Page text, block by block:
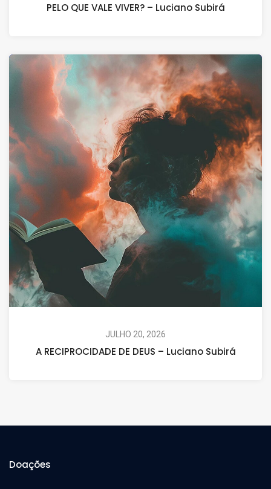
PELO QUE VALE VIVER? – Luciano Subirá
JULHO 20, 2026
A RECIPROCIDADE DE DEUS – Luciano Subirá
Doações